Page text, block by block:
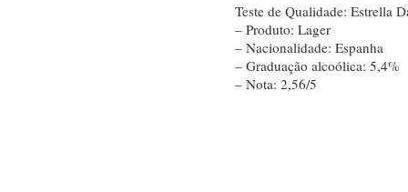
Teste de Qualidade: Estrella
– Produto: Lager
– Nacionalidade: Espanha
– Graduação alcoólica: 5,4%
– Nota: 2,56/5